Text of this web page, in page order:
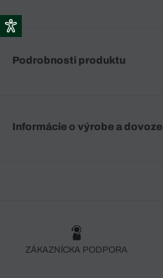
Podrobnosti produktu
Informácie o výrobe a dovoze
ZÁKAZNÍCKA PODPORA